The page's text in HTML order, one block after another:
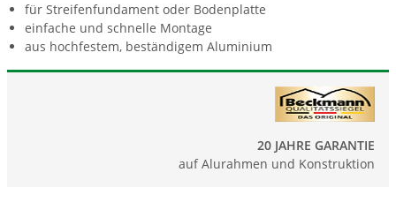
für Streifenfundament oder Bodenplatte
einfache und schnelle Montage
aus hochfestem, beständigem Aluminium
20 JAHRE GARANTIE
auf Alurahmen und Konstruktion